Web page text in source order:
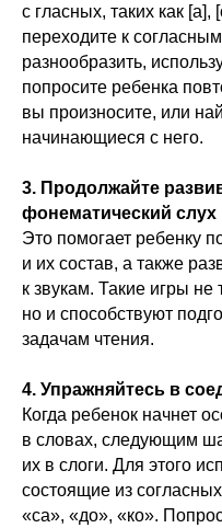
с гласных, таких как [а],
переходите к
разнообразить,
попросите ребенка
вы произносите, или
начинающиеся с него.
3. Продолжайте
фонематический слух
Это помогает ребенку
и их состав, а также
к звукам. Такие игры не
но и способствуют
задачам чтения.
4. Упражняйтесь в
Когда ребенок начнет
в словах, следующим
их в слоги. Для этого
состоящие из
«са», «до», «ко».